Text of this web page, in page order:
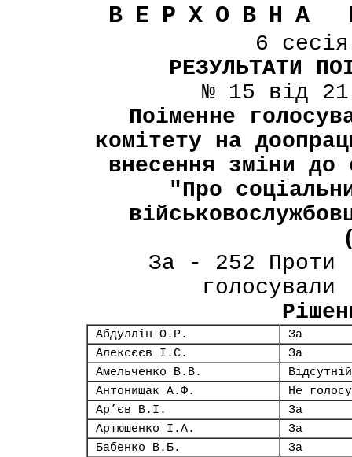
ВЕРХОВНА
6
РЕЗУЛЬТАТИ
№ 15 від
Поіменне
комітету на
внесення зміни до
"Про
За - 252 Проти
Абдуллін О.Р.
За
Алексєєв І.С.
За
Амельченко В.В.
Відсутній
Антонищак А.Ф.
Не
Ар’єв В.І.
За
Артюшенко І.А.
За
Бабенко В.Б.
За